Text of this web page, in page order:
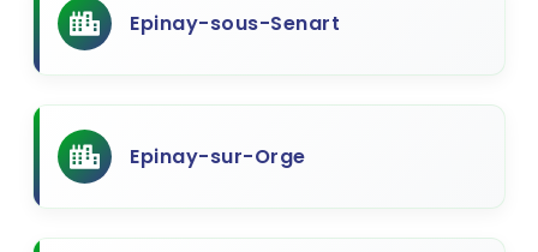
Epinay-sous-Senart
Epinay-sur-Orge